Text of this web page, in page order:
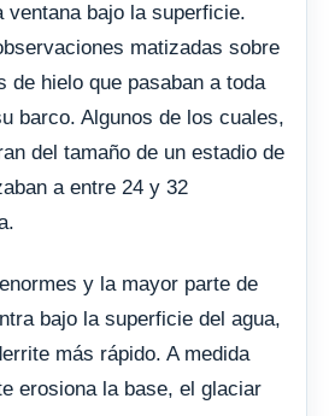
ventana bajo la superficie.
matizadas sobre
de hielo que pasaban a toda
barco. Algunos de los cuales,
del tamaño de un estadio de
a entre 24 y 32
y la mayor parte de
bajo la superficie del agua,
más rápido. A medida
erosiona la base, el glaciar